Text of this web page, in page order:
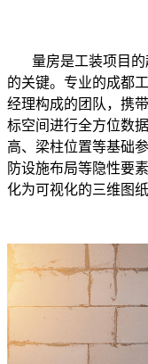
量房是工装项目
的关键。专业的成都
经理构成的团队，携
标空间进行全方位数
高、梁柱位置等基础
防设施布局等隐性要
化为可视化的三维图